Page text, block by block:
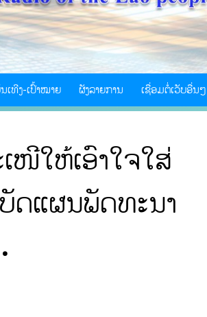
ເທີງ-ເປົ້າໝາຍ ຜັງລາຍການ ເຊື່ອມຕໍ່ເວັບອື່ນໆ
ໜີໃຫ້ເອົາໃຈໃສ່
ດແຜນພັດທະນາ